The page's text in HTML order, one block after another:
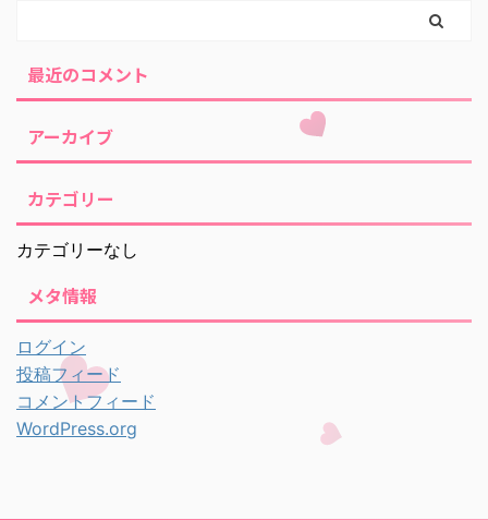
最近のコメント
アーカイブ
カテゴリー
カテゴリーなし
メタ情報
ログイン
投稿フィード
コメントフィード
WordPress.org